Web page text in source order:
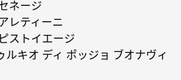
ネージ
レティーニ
ストイエージ
ルキオ ディ ポッジョ ブオナヴィ